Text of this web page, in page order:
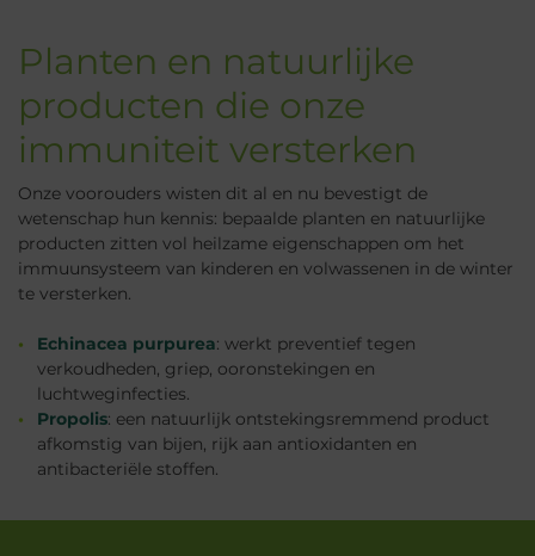
Planten en natuurlijke
producten die onze
immuniteit versterken
Onze voorouders wisten dit al en nu bevestigt de
wetenschap hun kennis: bepaalde planten en natuurlijke
producten zitten vol heilzame eigenschappen om het
immuunsysteem van kinderen en volwassenen in de winter
te versterken.
Echinacea purpurea: werkt preventief tegen
verkoudheden, griep, ooronstekingen en
luchtweginfecties.
Propolis: een natuurlijk ontstekingsremmend product
afkomstig van bijen, rijk aan antioxidanten en
antibacteriële stoffen.